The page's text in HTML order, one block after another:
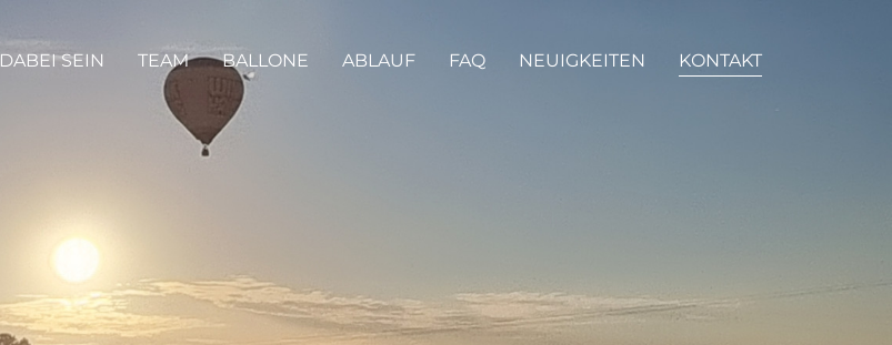
DABEI SEIN TEAM BALLONE ABLAUF FAQ NEUIGKEITEN KONTAKT